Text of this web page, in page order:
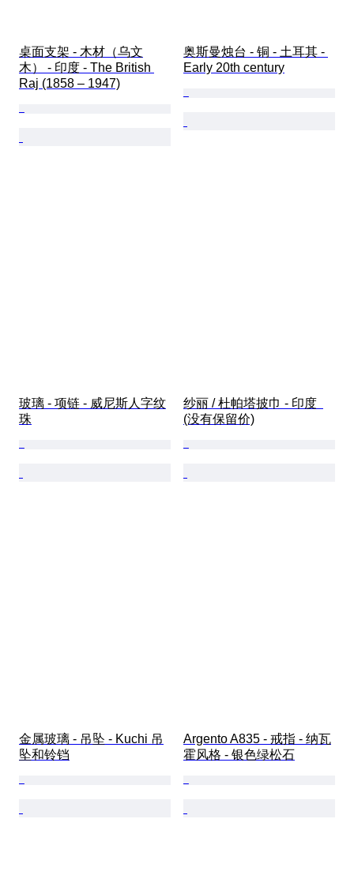
桌面支架 - 木材（乌文
木） - 印度 - The British
Raj (1858 – 1947)
奥斯曼烛台 - 铜 - 土耳其 -
Early 20th century
玻璃 - 项链 - 威尼斯人字纹
珠
纱丽 / 杜帕塔披巾 - 印度
(没有保留价)
金属玻璃 - 吊坠 - Kuchi 吊
坠和铃铛
Argento A835 - 戒指 - 纳瓦
霍风格 - 银色绿松石